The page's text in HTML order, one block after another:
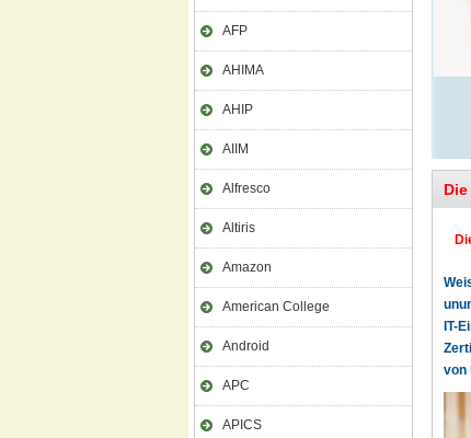
AFP
AHIMA
AHIP
AIIM
Alfresco
Altiris
Amazon
American College
Android
APC
APICS
IT-
von